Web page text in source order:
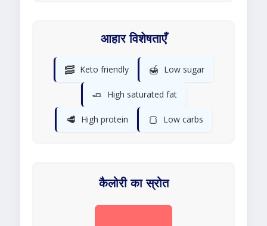
आहार विशेषताएँ
🥓 Keto friendly 🍯 Low sugar
🧈 High saturated fat
🥩 High protein 🍞 Low carbs
कैलोरी का स्रोत